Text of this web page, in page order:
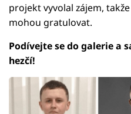
projekt vyvolal zájem,
mohou gratulovat.
Podívejte se do galerie a
hezčí!